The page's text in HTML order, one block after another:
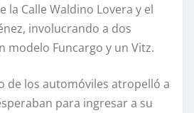
la Calle Waldino Lovera y el
involucrando a dos
modelo Funcargo y un Vitz.
de los automóviles atropelló a
para ingresar a su